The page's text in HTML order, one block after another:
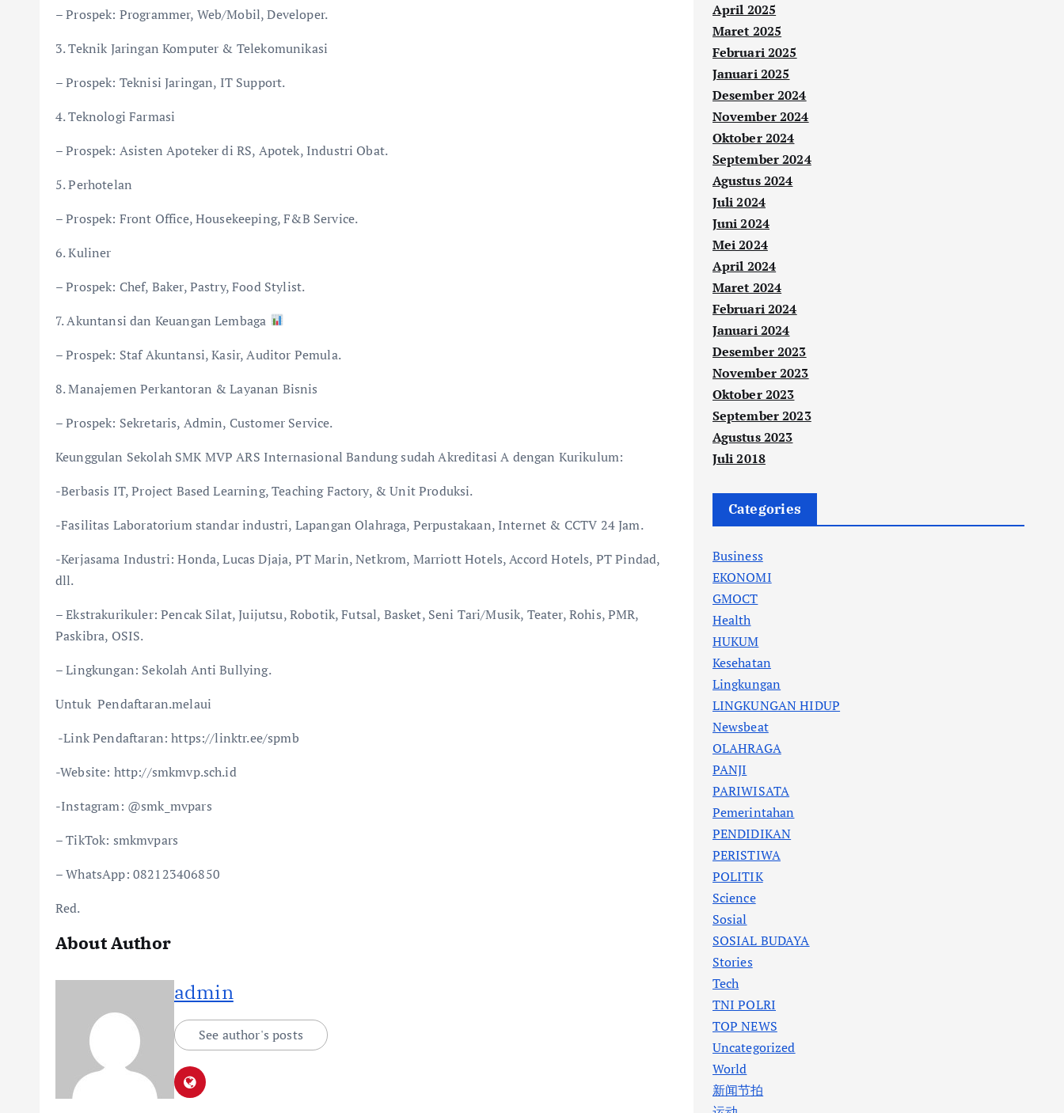
– Prospek: Programmer, Web/Mobil, Developer.
3. Teknik Jaringan Komputer & Telekomunikasi
– Prospek: Teknisi Jaringan, IT Support.
4. Teknologi Farmasi
– Prospek: Asisten Apoteker di RS, Apotek, Industri Obat.
5. Perhotelan
– Prospek: Front Office, Housekeeping, F&B Service.
6. Kuliner
– Prospek: Chef, Baker, Pastry, Food Stylist.
7. Akuntansi dan Keuangan Lembaga
– Prospek: Staf Akuntansi, Kasir, Auditor Pemula.
8. Manajemen Perkantoran & Layanan Bisnis
– Prospek: Sekretaris, Admin, Customer Service.
Keunggulan Sekolah SMK MVP ARS Internasional Bandung sudah Akreditasi A dengan Kurikulum:
-Berbasis IT, Project Based Learning, Teaching Factory, & Unit Produksi.
-Fasilitas Laboratorium standar industri, Lapangan Olahraga, Perpustakaan, Internet & CCTV 24 Jam.
-Kerjasama Industri: Honda, Lucas Djaja, PT Marin, Netkrom, Marriott Hotels, Accord Hotels, PT Pindad,
dll.
– Ekstrakurikuler: Pencak Silat, Juijutsu, Robotik, Futsal, Basket, Seni Tari/Musik, Teater, Rohis, PMR,
Paskibra, OSIS.
– Lingkungan: Sekolah Anti Bullying.
Untuk Pendaftaran.melaui
-Link Pendaftaran: https://linktr.ee/spmb
-Website: http://smkmvp.sch.id
-Instagram: @smk_mvpars
– TikTok: smkmvpars
– WhatsApp: 082123406850
Red.
About Author
admin
See author's posts
April 2025
Maret 2025
Februari 2025
Januari 2025
Desember 2024
November 2024
Oktober 2024
September 2024
Agustus 2024
Juli 2024
Juni 2024
Mei 2024
April 2024
Maret 2024
Februari 2024
Januari 2024
Desember 2023
November 2023
Oktober 2023
September 2023
Agustus 2023
Juli 2018
Categories
Business
EKONOMI
GMOCT
Health
HUKUM
Kesehatan
Lingkungan
LINGKUNGAN HIDUP
Newsbeat
OLAHRAGA
PANJI
PARIWISATA
Pemerintahan
PENDIDIKAN
PERISTIWA
POLITIK
Science
Sosial
SOSIAL BUDAYA
Stories
Tech
TNI POLRI
TOP NEWS
Uncategorized
World
新闻节拍